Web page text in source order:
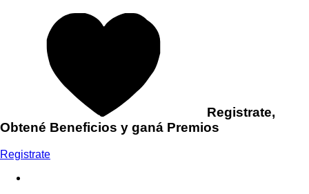
Registrate,
Obtené Beneficios y ganá Premios
Registrate